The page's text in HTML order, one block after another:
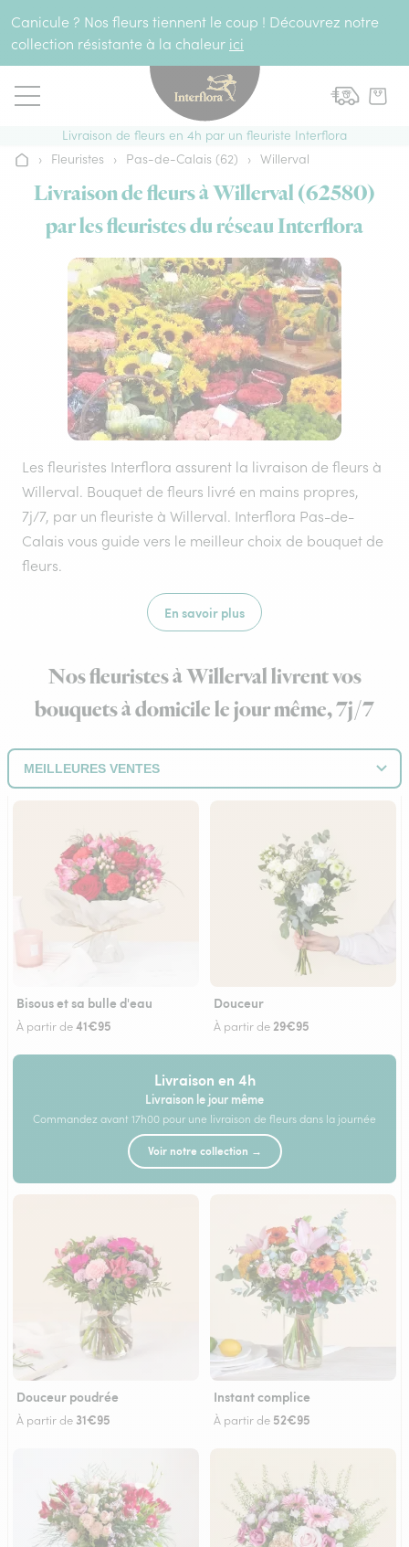
Canicule ? Nos fleurs tiennent le coup ! Découvrez notre
collection résistante à la chaleur ici
Livraison de fleurs en 4h par un fleuriste Interflora
Accueil
› Fleuristes › Pas-de-Calais (62) › Willerval
Livraison de fleurs à Willerval (62580)
par les fleuristes du réseau Interflora
Les fleuristes Interflora assurent la livraison de fleurs à
Willerval. Bouquet de fleurs livré en mains propres,
7j/7, par un fleuriste à Willerval. Interflora Pas-de-
Calais vous guide vers le meilleur choix de bouquet de
fleurs.
En savoir plus
Nos fleuristes à Willerval livrent vos
bouquets à domicile le jour même, 7j/7
Bisous et sa bulle d'eau
À partir de41€95
Douceur
À partir de29€95
Livraison en 4h
Livraison le jour même
Commandez avant 17h00 pour une livraison de fleurs dans la journée
Voir notre collection →
Douceur poudrée
À partir de 31€95
Instant complice
À partir de 52€95